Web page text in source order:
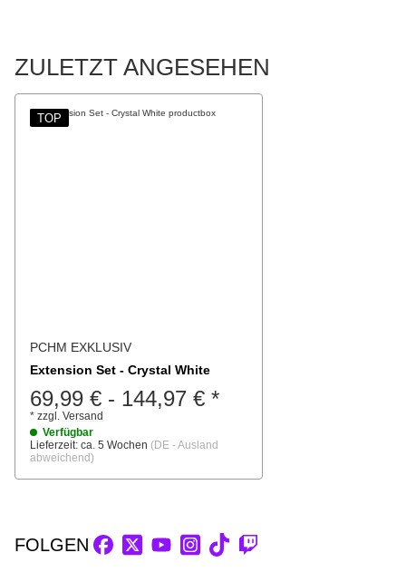
ZULETZT ANGESEHEN
TOP
PCHM EXKLUSIV
Extension Set - Crystal White
69,99 € - 144,97 € *
* zzgl. Versand
Verfügbar
Lieferzeit: ca. 5 Wochen (DE - Ausland
abweichend)
FOLGEN